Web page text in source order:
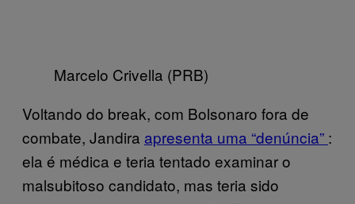
Marcelo Crivella (PRB)
Voltando do break, com Bolsonaro fora de
combate, Jandira apresenta uma “denúncia” :
ela é médica e teria tentado examinar o
malsubitoso candidato, mas teria sido